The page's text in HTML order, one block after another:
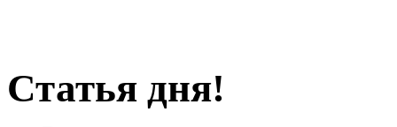
Статья дня!